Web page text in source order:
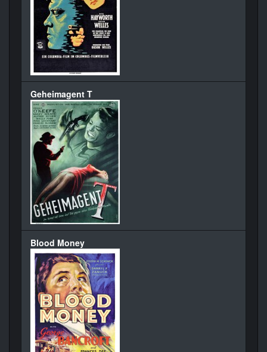
Geheimagent T
Blood Money